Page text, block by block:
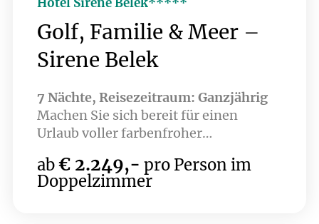
Golf, Familie & Meer –
Sirene Belek
7 Nächte, Reisezeitraum: Ganzjährig
Machen Sie sich bereit für einen
Urlaub voller farbenfroher
und glücklicher Momente an den Ufern
eines herrlichen Strandes in Belek,
ab€ 2.249,- pro Person im
Doppelzimmer